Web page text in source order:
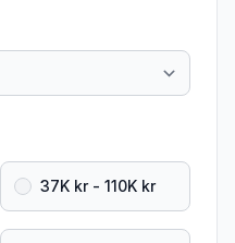
37K kr - 110K kr